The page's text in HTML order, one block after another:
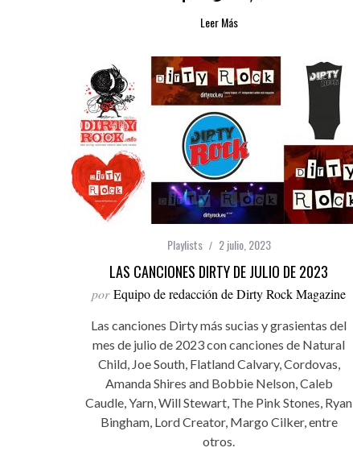
Leer Más
Playlists 2 julio, 2023
LAS CANCIONES DIRTY DE JULIO DE 2023
por Equipo de redacción de Dirty Rock Magazine
Las canciones Dirty más sucias y grasientas del
mes de julio de 2023 con canciones de Natural
Child, Joe South, Flatland Calvary, Cordovas,
Amanda Shires and Bobbie Nelson, Caleb
Caudle, Yarn, Will Stewart, The Pink Stones, Ryan
Bingham, Lord Creator, Margo Cilker, entre
otros.